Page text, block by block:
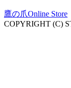
鷹の爪Online Store
COPYRIGHT (C)